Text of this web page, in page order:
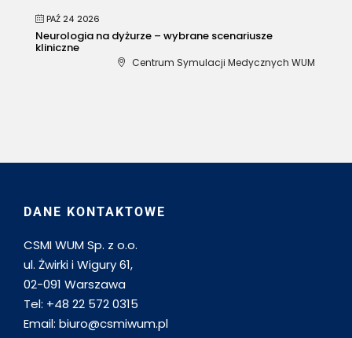
PAŹ 24 2026
Neurologia na dyżurze – wybrane scenariusze
kliniczne
Centrum Symulacji Medycznych WUM
DANE KONTAKTOWE
CSMI WUM Sp. z o.o.
ul. Żwirki i Wigury 61,
02-091 Warszawa
Tel: +48 22 572 0315
Email: biuro@csmiwum.pl